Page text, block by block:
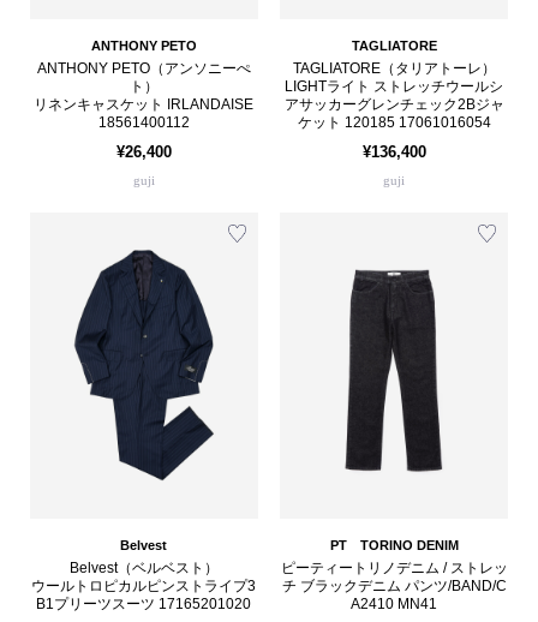
ANTHONY PETO
ANTHONY PETO（アンソニーぺ
ト）
リネンキャスケット IRLANDAISE
18561400112
¥26,400
guji
TAGLIATORE
TAGLIATORE（タリアトーレ）
LIGHTライト ストレッチウールシ
アサッカーグレンチェック2Bジャ
ケット 120185 17061016054
¥136,400
guji
Belvest
Belvest（ベルベスト）
ウールトロピカルピンストライプ3
B1プリーツスーツ 17165201020
PT TORINO DENIM
ピーティートリノデニム / ストレッ
チ ブラックデニム パンツ/BAND/C
A2410 MN41